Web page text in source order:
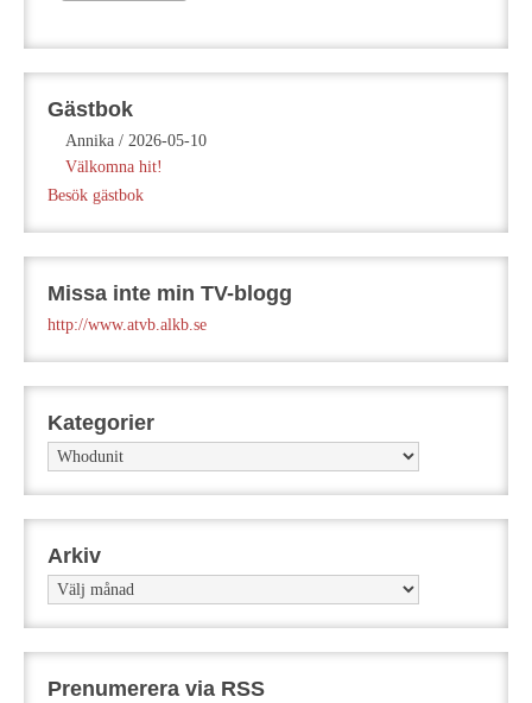
Gästbok
Annika / 2026-05-10
Välkomna hit!
Besök gästbok
Missa inte min TV-blogg
http://www.atvb.alkb.se
Kategorier
Kategorier
Arkiv
Arkiv
Prenumerera via RSS